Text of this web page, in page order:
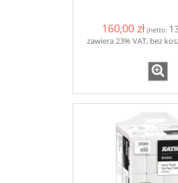
160,00 zł (netto:
zawiera 23% VAT, bez